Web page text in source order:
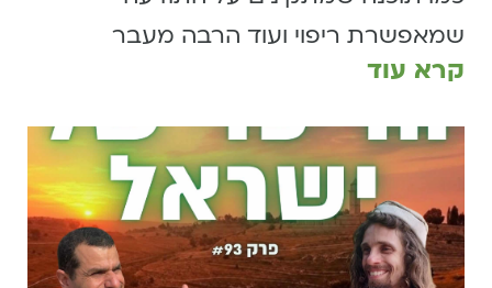
שמאפשרת ריפוי ועוד הרבה מעבר
קרא עוד